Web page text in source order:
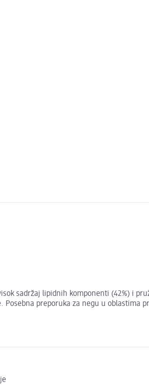
sadržaj lipidnih komponenti (42%) i
preporuka za negu u oblastima